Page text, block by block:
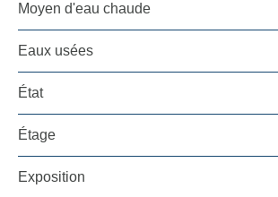
Moyen d'eau chaude
Eaux usées
État
Étage
Exposition